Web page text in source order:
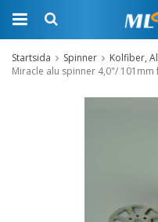
Startsida Spinner
Kolfiber,
Miracle alu spinner 4,0"/